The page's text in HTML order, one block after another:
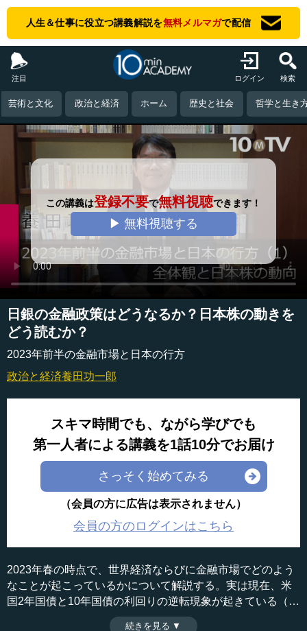
人生＆仕事に役立つ講義解説を無料メルマガで配信
注目 ログイン 検索
芸術と文化 政治と経済 ホーム 歴史と社会 哲学と生き
この講義は登録不要で無料視聴できます！
▶ 無料視聴する
日銀の金融政策はどうなるか？日本株の動きを
どう読むか？
2023年前半の金融市場と日本の行方
政治と経済養田功一郎
スキマ時間でも、ながら学びでも
第一人者による講義を1話10分でお届け
さっそく始めてみる
（会員の方に広告は表示されません）
会員の方のログインはこちら
2023年春の時点で、世界経済ならびに金融市場でどのよう
なことが起こっているかについて解説する。実は現在、米
国2年国債と10年国債の利回りの逆転現象が起きている（逆
イールド現象）。これは通常、大きな景気後退前に現れる
続きを見る ▼